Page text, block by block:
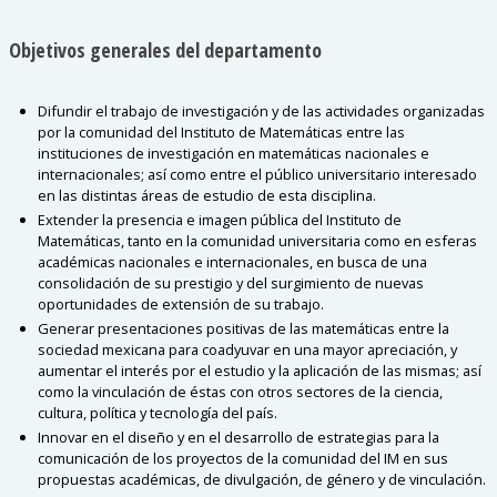
Objetivos generales del departamento
Difundir el trabajo de investigación y de las actividades organizadas
por la comunidad del Instituto de Matemáticas entre las
instituciones de investigación en matemáticas nacionales e
internacionales; así como entre el público universitario interesado
en las distintas áreas de estudio de esta disciplina.
Extender la presencia e imagen pública del Instituto de
Matemáticas, tanto en la comunidad universitaria como en esferas
académicas nacionales e internacionales, en busca de una
consolidación de su prestigio y del surgimiento de nuevas
oportunidades de extensión de su trabajo.
Generar presentaciones positivas de las matemáticas entre la
sociedad mexicana para coadyuvar en una mayor apreciación, y
aumentar el interés por el estudio y la aplicación de las mismas; así
como la vinculación de éstas con otros sectores de la ciencia,
cultura, política y tecnología del país.
Innovar en el diseño y en el desarrollo de estrategias para la
comunicación de los proyectos de la comunidad del IM en sus
propuestas académicas, de divulgación, de género y de vinculación.